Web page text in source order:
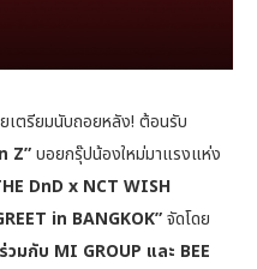
เตรียมนับถอยหลัง! ต้อนรับ
Z”บอยกรุ๊ปน้องใหม่มาแรงแห่ง
DnD x NCT WISH
in BANGKOK”จัดโดย
กับ MI GROUP และ BEE